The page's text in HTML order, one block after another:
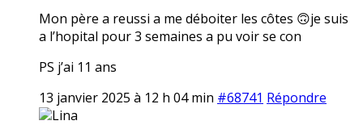
Mon père a reussi a me déboiter les côtes 🙃je suis
a l’hopital pour 3 semaines a pu voir se con
PS j’ai 11 ans
13 janvier 2025 à 12 h 04 min #68741 Répondre
Lina